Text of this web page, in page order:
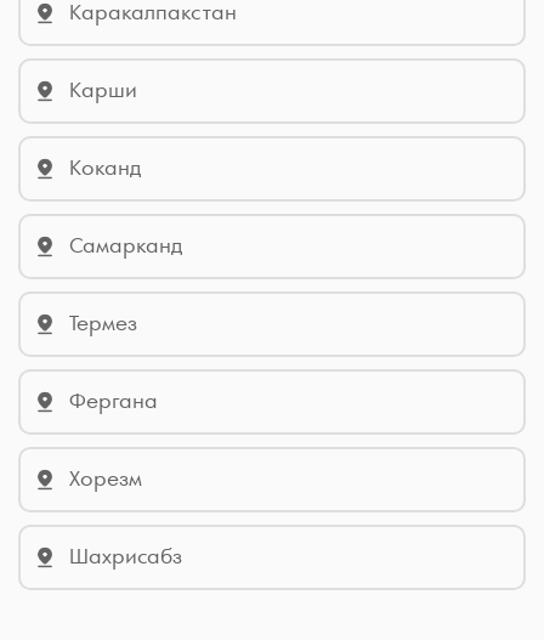
Каракалпакстан
Карши
Коканд
Самарканд
Термез
Фергана
Хорезм
Шахрисабз